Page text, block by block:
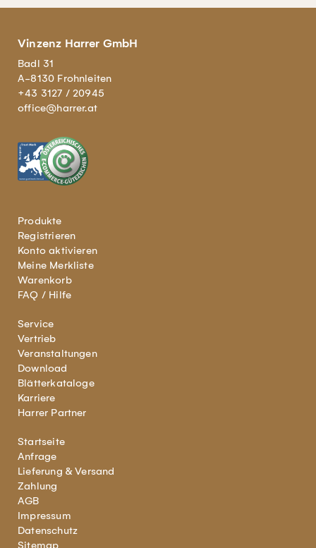
Vinzenz Harrer GmbH
Badl 31
A-8130 Frohnleiten
+43 3127 / 20945
office@harrer.at
Produkte
Registrieren
Konto aktivieren
Meine Merkliste
Warenkorb
FAQ / Hilfe
Service
Vertrieb
Veranstaltungen
Download
Blätterkataloge
Karriere
Harrer Partner
Startseite
Anfrage
Lieferung & Versand
Zahlung
AGB
Impressum
Datenschutz
Sitemap